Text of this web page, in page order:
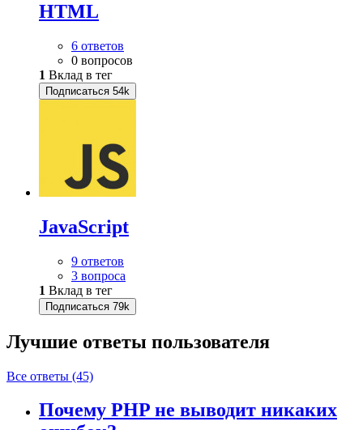
HTML
6 ответов
0 вопросов
1 Вклад в тег
Подписаться 54k
JavaScript
9 ответов
3 вопроса
1 Вклад в тег
Подписаться 79k
Лучшие ответы пользователя
Все ответы (45)
Почему PHP не выводит никаких